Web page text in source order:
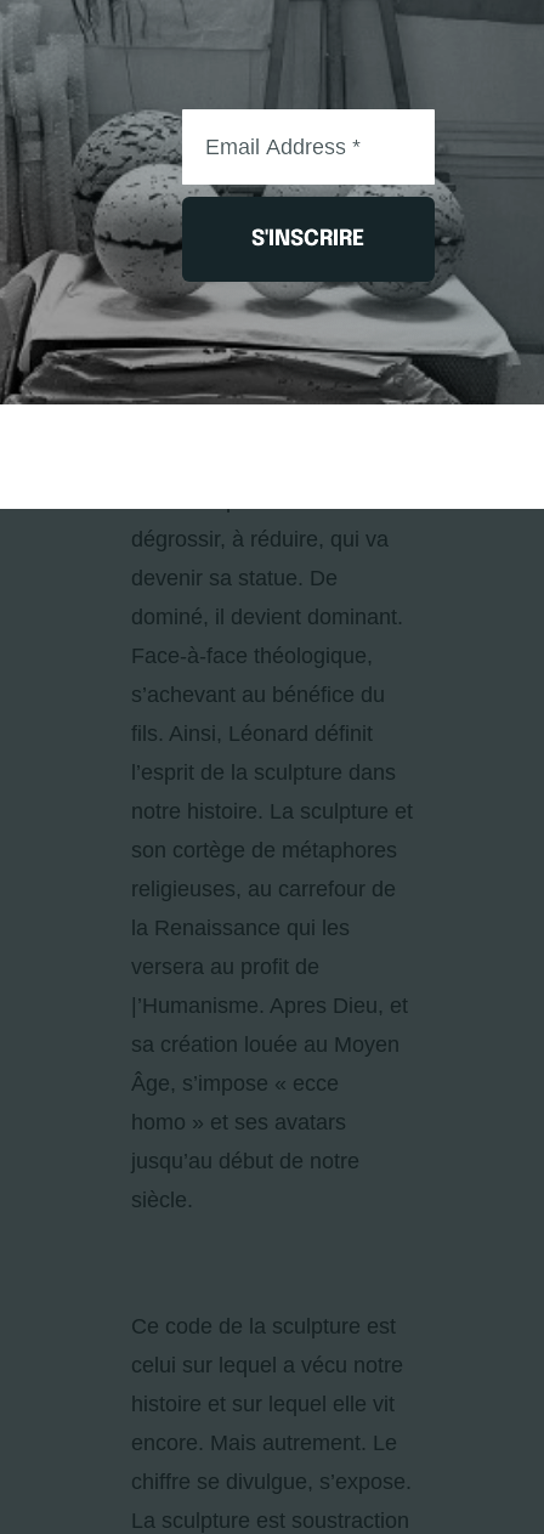
comprendre une chose par
ce qu’elle n’est pas que par
ce qu’elle est. Léonard décrit
le travail du sculpteur face à
un bloc de marbre auquel on
peut toujours enlever, jamais
ajouter. La matière
commande. Statue et statut
du Commandeur. L’artiste a
face à lui quelque chose qui
dégrossir, à réduire, qui va
devenir sa statue. De
dominé, il devient dominant.
Face-à-face théologique,
s’achevant au bénéfice du
fils. Ainsi, Léonard définit
l’esprit de la sculpture dans
notre histoire. La sculpture et
son cortège de métaphores
religieuses, au carrefour de
la Renaissance qui les
versera au profit de
|’Humanisme. Apres Dieu, et
sa création louée au Moyen
Âge, s’impose « ecce
homo » et ses avatars
jusqu’au début de notre
siècle.
Ce code de la sculpture est
celui sur lequel a vécu notre
histoire et sur lequel elle vit
encore. Mais autrement. Le
chiffre se divulgue, s’expose.
La sculpture est soustraction
S'INSCRIRE